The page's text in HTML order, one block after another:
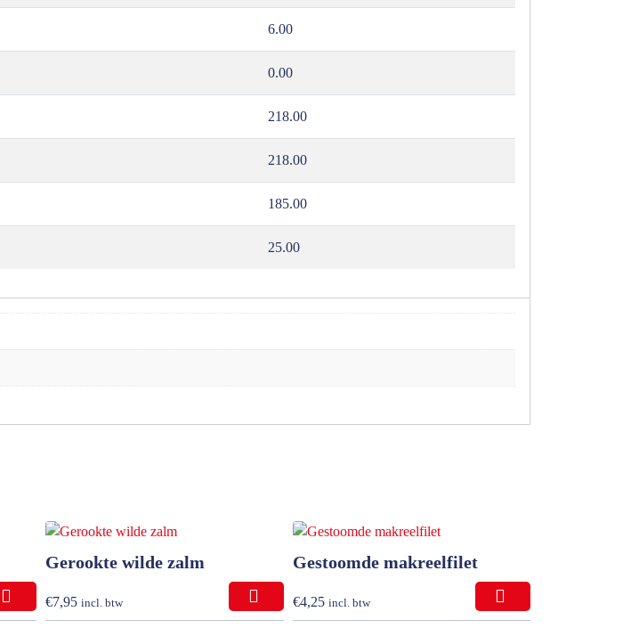
6.00
0.00
218.00
218.00
185.00
25.00
Gerookte wilde zalm
€7,95 incl. btw
Gestoomde makreelfilet
€4,25 incl. btw